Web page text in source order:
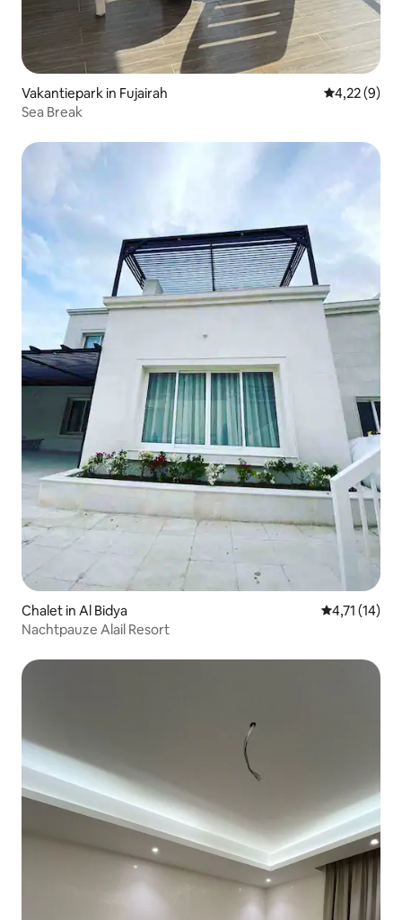
Vakantiepark in Fujairah
4,22 (9)
Sea Break
Chalet in Al Bidya Gemiddelde
4,71 (14)
Nachtpauze Alail Resort